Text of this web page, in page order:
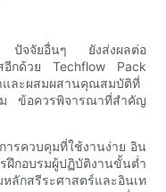
ว ปัจจัยอื่นๆ ยังส่งผลต่อ
สอีกด้วย Techflow Pack
และผสมผสานคุณสมบัติที่
ม ข้อควรพิจารณาที่สำคัญ
ารควบคุมที่ใช้งานง่าย อิน
ฝึกอบรมผู้ปฏิบัติงานขั้นต่ำ
กสรีระศาสตร์และอินเท